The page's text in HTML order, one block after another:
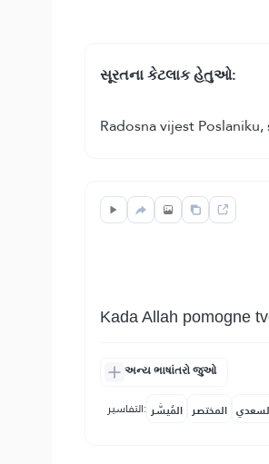
સૂરતના કેટલાક હેતુઓ:
Radosna vijest
Kada Allah pomogne
અન્ય ભાષાંતરો જુઓ
التفاسير: المُيسَّر المختصر